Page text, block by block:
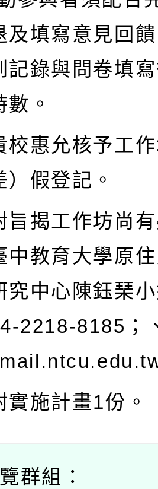
及填寫意見回
記錄與問卷填
。
校惠允核予工
）假登記。
旨揭工作坊尚
中教育大學原
究中心陳鈺琹
2218-8185 ；
實施計畫1份。
群組：